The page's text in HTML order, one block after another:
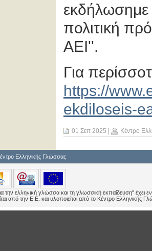
εκδήλωσημε
πολιτική
ΑΕΙ''.
Για
https://
ekdiloseis-
01 Σεπ 2025 Κέντρο
Ελληνικής Γλώσσας
την ελληνική γλώσσα και τη γλωσσική εκπαίδευση" έχει
από την Ε.E. και υλοποιείται από το Κέντρο Ελληνικής